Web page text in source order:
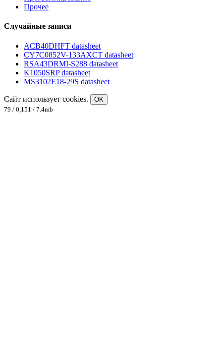
Прочее
Случайные записи
ACB40DHFT datasheet
CY7C0852V-133AXCT datasheet
RSA43DRMI-S288 datasheet
K1050SRP datasheet
MS3102E18-29S datasheet
Сайт использует cookies.
OK
79 / 0,151 / 7.4mb